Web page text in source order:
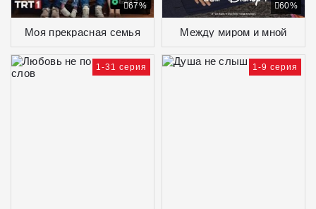
Моя прекрасная семья
67%
Между миром и мной
60%
1-31 серия 1-9 серия